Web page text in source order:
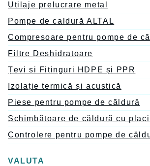
Utilaje prelucrare metal
Pompe de caldură ALTAL
Compresoare pentru pompe de
Filtre Deshidratoare
Țevi și Fitinguri HDPE și PPR
Izolație termică și acustică
Piese pentru pompe de căldură
Schimbătoare de căldură cu placi
Controlere pentru pompe de
VALUTA